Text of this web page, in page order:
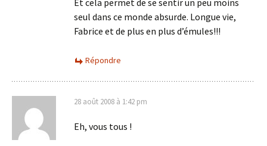
Et cela permet de se sentir un peu moins
seul dans ce monde absurde. Longue vie,
Fabrice et de plus en plus d’émules!!!
Répondre
28 août 2008 à 1:42 pm
Eh, vous tous !